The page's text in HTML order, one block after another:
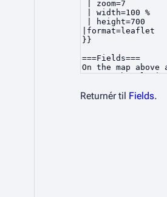
Returnér til Fields.